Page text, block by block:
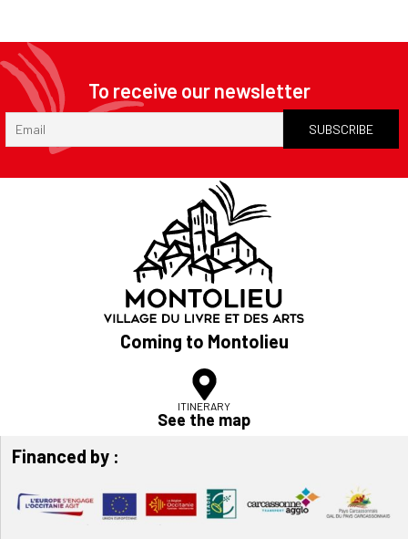
To receive our newsletter
Coming to Montolieu
ITINERARY
See the map
Financed by :